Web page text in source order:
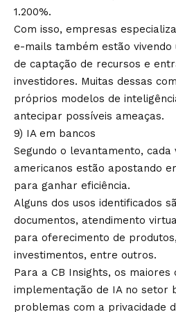
1.200%.
Com isso, empresas
e-mails também estão vivendo
de captação de recursos e
investidores. Muitas dessas
próprios modelos de
antecipar possíveis ameaças.
9) IA em bancos
Segundo o levantamento, cada
americanos estão apostando
para ganhar eficiência.
Alguns dos usos identificados
documentos, atendimento
para oferecimento de
investimentos, entre outros.
Para a CB Insights, os maiores
implementação de IA no setor
problemas com a privacidade